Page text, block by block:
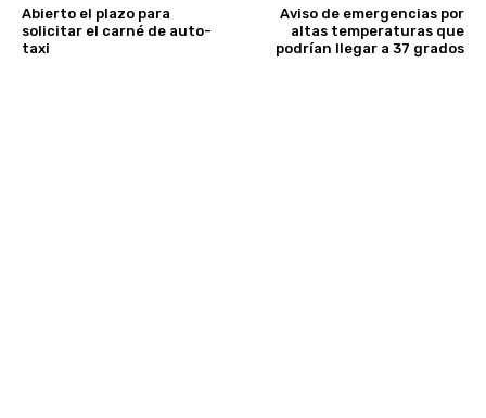
Abierto el plazo para
solicitar el carné de auto-
taxi
Aviso de emergencias por
altas temperaturas que
podrían llegar a 37 grados